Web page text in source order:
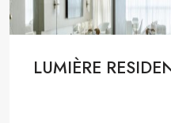
LUMIÈRE